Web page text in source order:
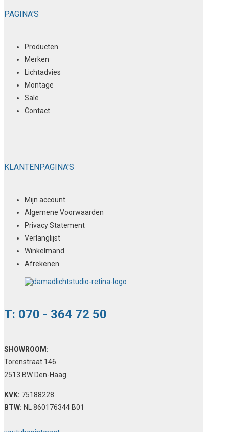
PAGINA'S
Producten
Merken
Lichtadvies
Montage
Sale
Contact
KLANTENPAGINA'S
Mijn account
Algemene Voorwaarden
Privacy Statement
Verlanglijst
Winkelmand
Afrekenen
T: 070 - 364 72 50
SHOWROOM:
Torenstraat 146
2513 BW Den-Haag
KVK: 75188228
BTW: NL 860176344 B01